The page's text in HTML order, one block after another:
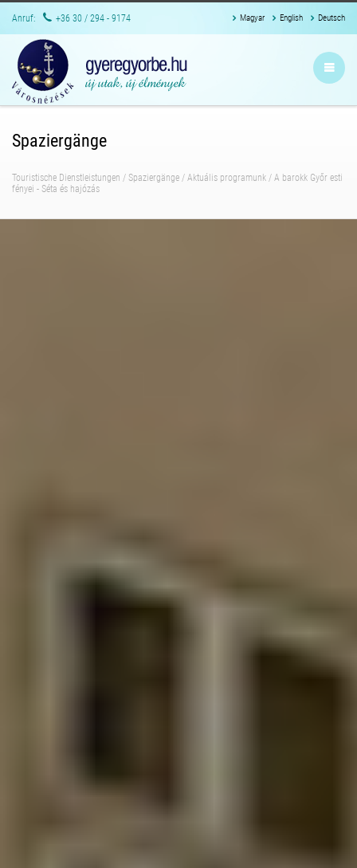
Anruf: +36 30 / 294 - 9174 Magyar English Deutsch
Spaziergänge
Touristische Dienstleistungen / Spaziergänge / Aktuális programunk / A barokk Győr esti
fényei - Séta és hajózás